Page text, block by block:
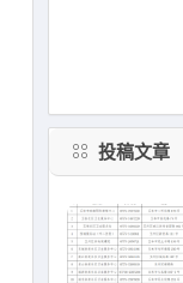
投稿文章